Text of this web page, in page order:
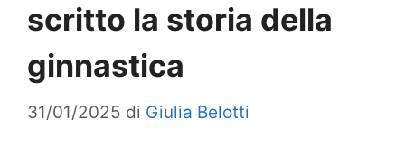
scritto la storia della
ginnastica
31/01/2025 di Giulia Belotti